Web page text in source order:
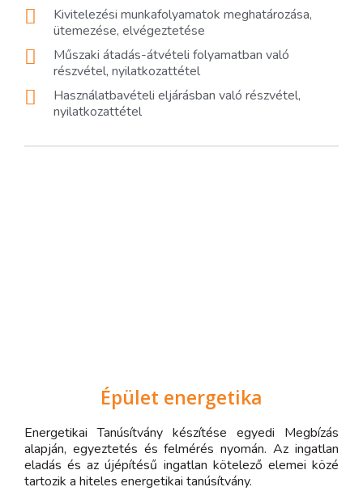
Kivitelezési munkafolyamatok meghatározása,
ütemezése, elvégeztetése
Műszaki átadás-átvételi folyamatban való
részvétel, nyilatkozattétel
Használatbavételi eljárásban való részvétel,
nyilatkozattétel
Épület energetika
Energetikai Tanúsítvány készítése egyedi Megbízás
alapján, egyeztetés és felmérés nyomán. Az ingatlan
eladás és az újépítésű ingatlan kötelező elemei közé
tartozik a hiteles energetikai tanúsítvány.